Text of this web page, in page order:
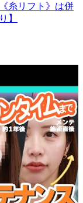
糸リフト》は併
】